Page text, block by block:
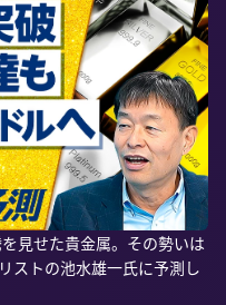
見せた貴金属。その勢いは
ストの池水雄一氏に予測し